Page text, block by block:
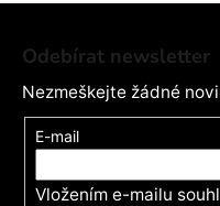
Odebírat newsletter
Nezmeškejte žádné
E-mail
Vložením e-mailu